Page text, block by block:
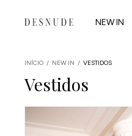
NEW IN
INÍCIO / NEW IN / VESTIDOS
Vestidos